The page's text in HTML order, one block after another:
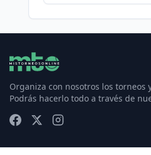
Organiza con nosotros los
Podrás hacerlo todo a través de